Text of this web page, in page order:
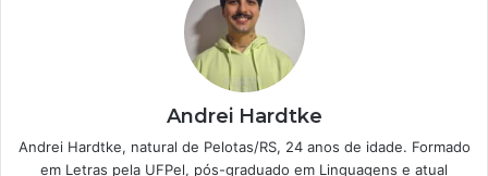
Andrei Hardtke
Andrei Hardtke, natural de Pelotas/RS, 24 anos de idade. Formado
em Letras pela UFPel, pós-graduado em Linguagens e atual